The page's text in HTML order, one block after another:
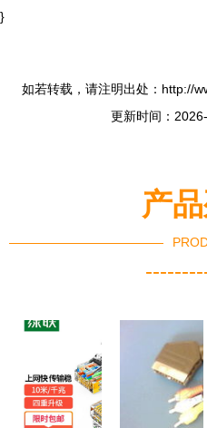
}
如若转载，请注明出处：http://
更新时间：
产